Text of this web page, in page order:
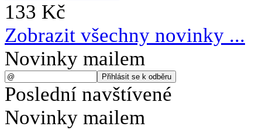
133 Kč
Zobrazit všechny novinky ...
Novinky mailem
Poslední navštívené
Novinky mailem